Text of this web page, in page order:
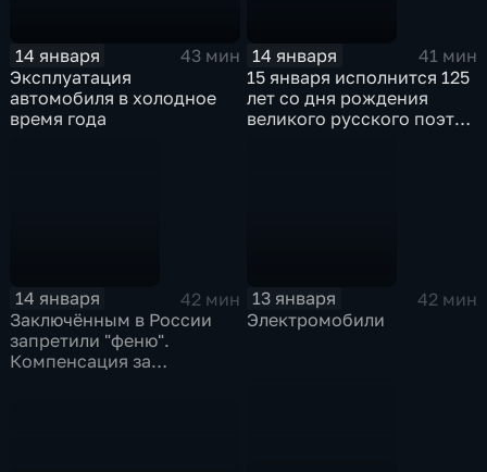
14 января
43 мин
Эксплуатация
автомобиля в холодное
время года
14 января
41 мин
15 января исполнится 125
лет со дня рождения
великого русского поэта
14 января
42 мин
Заключённым в России
запретили "феню".
Компенсация за
13 января
42 мин
Электромобили